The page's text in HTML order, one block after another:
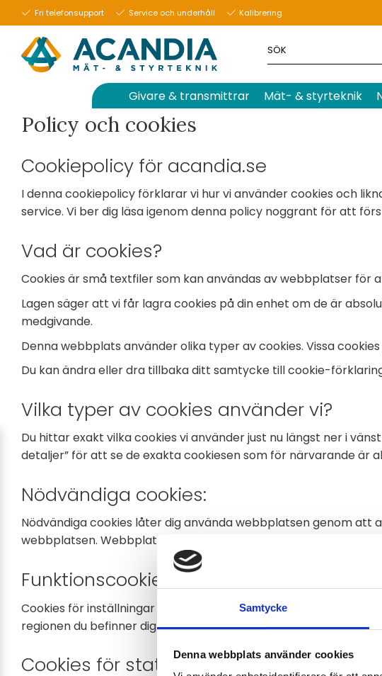
Samtycke
Denna webbplats använder cookies
Fri telefonsupport Service och underhåll Kalibrering
Givare & transmittrar Mät- & styrteknik
Policy och cookies
Cookiepolicy för acandia.se
I denna cookiepolicy förklarar vi hur vi använder cookies och
service. Vi ber dig läsa igenom denna policy noggrant för att
Vad är cookies?
Cookies är små textfiler som kan användas av webbplatser för
Lagen säger att vi får lagra cookies på din enhet om de är
medgivande.
Denna webbplats använder olika typer av cookies. Vissa
Du kan ändra eller dra tillbaka ditt samtycke till cookie-
Vilka typer av cookies använder vi?
Du hittar exakt vilka cookies vi använder just nu längst ner i
detaljer” för att se de exakta cookiesen som för närvarande är
Nödvändiga cookies:
Nödvändiga cookies låter dig använda webbplatsen genom
webbplatsen. Webbplatsen fungerar inte korrekt utan dessa
Funktionscookies:
Cookies för inställningar låter en webbplats komma ihåg
regionen du befinner dig i.
Cookies för statistik: